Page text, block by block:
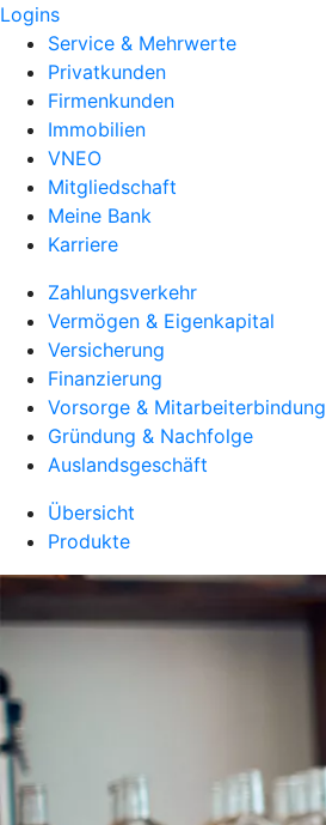
Logins
Service & Mehrwerte
Privatkunden
Firmenkunden
Immobilien
VNEO
Mitgliedschaft
Meine Bank
Karriere
Zahlungsverkehr
Vermögen & Eigenkapital
Versicherung
Finanzierung
Vorsorge & Mitarbeiterbindung
Gründung & Nachfolge
Auslandsgeschäft
Übersicht
Produkte